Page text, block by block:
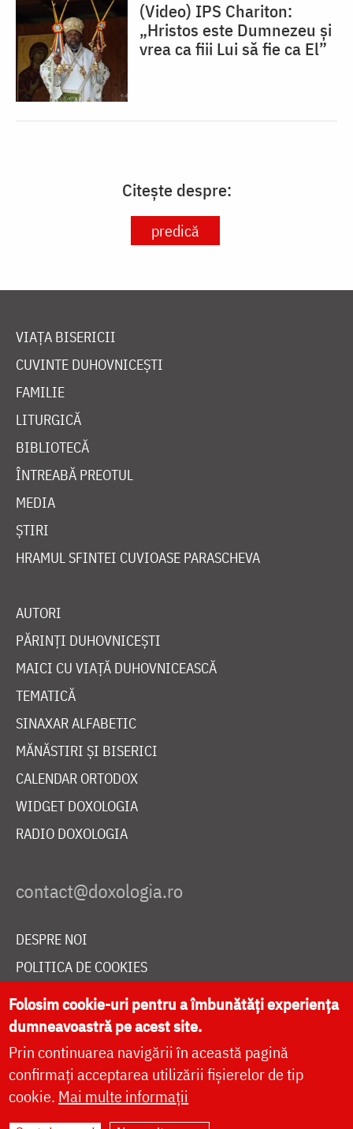
(Video) IPS Chariton:
„Hristos este Dumnezeu și
vrea ca fiii Lui să fie ca El”
Citește despre:
predică
VIAȚA BISERICII
CUVINTE DUHOVNICEȘTI
FAMILIE
LITURGICĂ
BIBLIOTECĂ
ÎNTREABĂ PREOTUL
MEDIA
ȘTIRI
HRAMUL SFINTEI CUVIOASE PARASCHEVA
AUTORI
PĂRINȚI DUHOVNICEȘTI
MAICI CU VIAȚĂ DUHOVNICEASCĂ
TEMATICĂ
SINAXAR ALFABETIC
MĂNĂSTIRI ȘI BISERICI
CALENDAR ORTODOX
WIDGET DOXOLOGIA
RADIO DOXOLOGIA
DESPRE NOI
POLITICA DE COOKIES
DONEAZĂ ONLINE PENTRU CATEDRALA NAȚIONALĂ
LIVE
Folosim cookie-uri pentru a îmbunătăți experiența
dumneavoastră pe acest site.
Prin continuarea navigării în această pagină
confirmați acceptarea utilizării fișierelor de tip
cookie. Mai multe informații